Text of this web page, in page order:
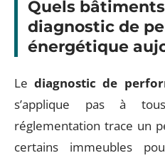
Quels
diagnostic de
énergétique
Lediagnostic de
s’applique pas à
réglementation trace un
certains immeubles